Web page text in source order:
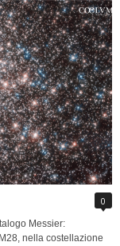
0
Messier:
nella costellazione